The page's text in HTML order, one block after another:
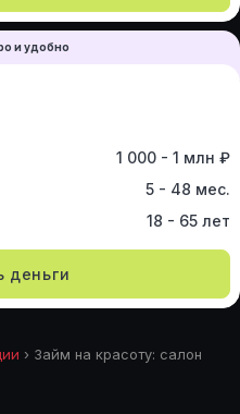
и удобно
1 000 - 1 млн ₽
5 - 48 мес.
18 - 65 лет
деньги
› Займ на красоту: салон